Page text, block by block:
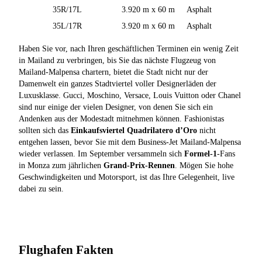
35R/17L
3.920 m x 60 m
Asphalt
35L/17R
3.920 m x 60 m Asphalt
Haben Sie vor, nach Ihren geschäftlichen Terminen ein wenig Zeit
in Mailand zu verbringen, bis Sie das nächste Flugzeug von
Mailand-Malpensa chartern, bietet die Stadt nicht nur der
Damenwelt ein ganzes Stadtviertel voller Designerläden der
Luxusklasse. Gucci, Moschino, Versace, Louis Vuitton oder Chanel
sind nur einige der vielen Designer, von denen Sie sich ein
Andenken aus der Modestadt mitnehmen können. Fashionistas
sollten sich das Einkaufsviertel Quadrilatero d’Oro nicht
entgehen lassen, bevor Sie mit dem Business-Jet Mailand-Malpensa
wieder verlassen. Im September versammeln sich Formel-1 -Fans
in Monza zum jährlichen Grand-Prix-Rennen . Mögen Sie hohe
Geschwindigkeiten und Motorsport, ist das Ihre Gelegenheit, live
dabei zu sein.
Flughafen Fakten